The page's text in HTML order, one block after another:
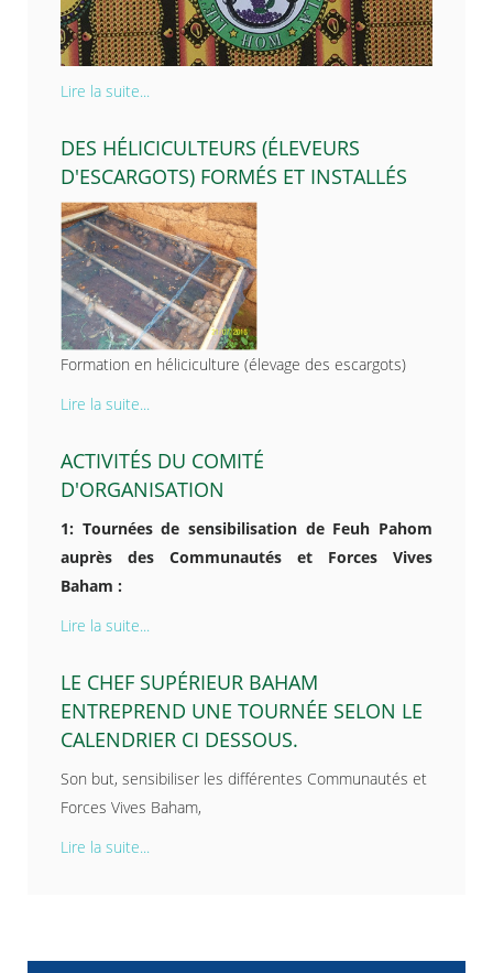
Lire la suite...
DES HÉLICICULTEURS (ÉLEVEURS
D'ESCARGOTS) FORMÉS ET INSTALLÉS
Formation en héliciculture (élevage des escargots)
Lire la suite...
ACTIVITÉS DU COMITÉ
D'ORGANISATION
1: Tournées de sensibilisation de Feuh Pahom
auprès des Communautés et Forces Vives
Baham :
Lire la suite...
LE CHEF SUPÉRIEUR BAHAM
ENTREPREND UNE TOURNÉE SELON LE
CALENDRIER CI DESSOUS.
Son but, sensibiliser les différentes Communautés et
Forces Vives Baham,
Lire la suite...